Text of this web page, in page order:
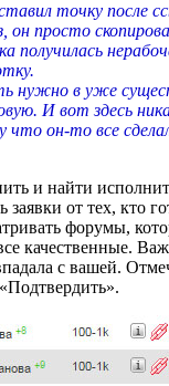
точку после
он просто
получилась
нужно в уже
И вот здесь
что он-то все
и найти
заявки от тех, кто
форумы,
качественные.
с вашей.